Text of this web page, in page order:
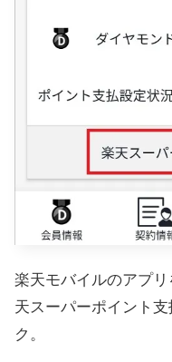
楽天モバイルのアプ
天スーパーポイント
ク。